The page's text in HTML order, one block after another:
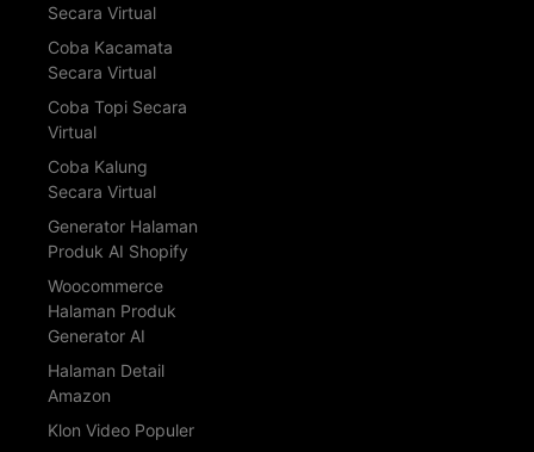
Secara Virtual
Coba Kacamata
Secara Virtual
Coba Topi Secara
Virtual
Coba Kalung
Secara Virtual
Generator Halaman
Produk AI Shopify
Woocommerce
Halaman Produk
Generator AI
Halaman Detail
Amazon
Klon Video Populer